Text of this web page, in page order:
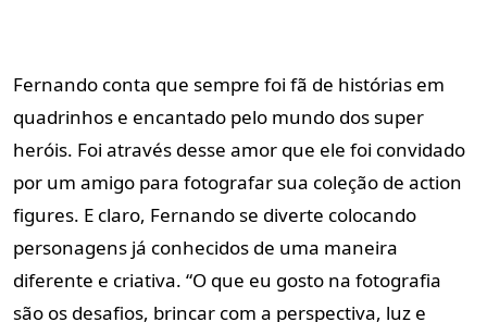
Fernando conta que sempre foi fã de histórias em
quadrinhos e encantado pelo mundo dos super
heróis. Foi através desse amor que ele foi convidado
por um amigo para fotografar sua coleção de action
figures. E claro, Fernando se diverte colocando
personagens já conhecidos de uma maneira
diferente e criativa. “O que eu gosto na fotografia
são os desafios, brincar com a perspectiva, luz e